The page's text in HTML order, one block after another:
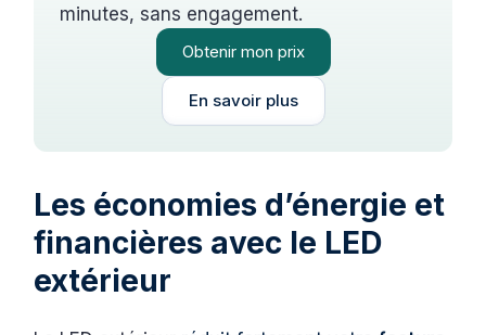
minutes, sans engagement.
Obtenir mon prix
En savoir plus
Les économies d’énergie et
financières avec le LED
extérieur